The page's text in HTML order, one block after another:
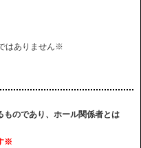
はありません※
ものであり、ホール関係者とは
※